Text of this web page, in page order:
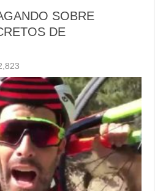
SOBRE
DE